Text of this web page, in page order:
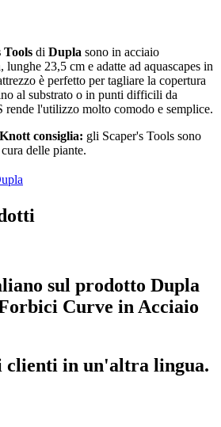
Tools di Dupla sono in acciaio
23,5 cm e adatte ad aquascapes in
è perfetto per tagliare la copertura
al substrato o in punti difficili da
rende l'utilizzo molto comodo e semplice.
consiglia: gli Scaper's Tools sono
delle piante.
sul prodotto Dupla
Curve in Acciaio
clienti in un'altra lingua.